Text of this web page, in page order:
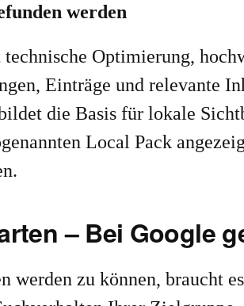
werden
Optimierung,
Einträge und relevante
die Basis für lokale
Local Pack
– Bei Google
werden zu können, braucht